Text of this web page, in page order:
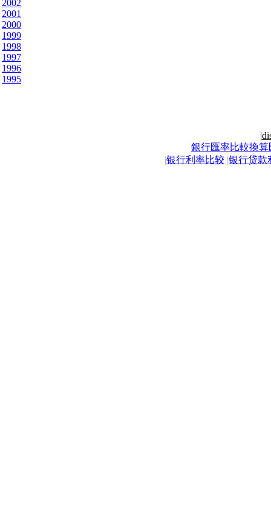
2002
2001
2000
1999
1998
1997
1996
1995
|
銀行匯率比較換算
|银行利率比较 |银行贷款